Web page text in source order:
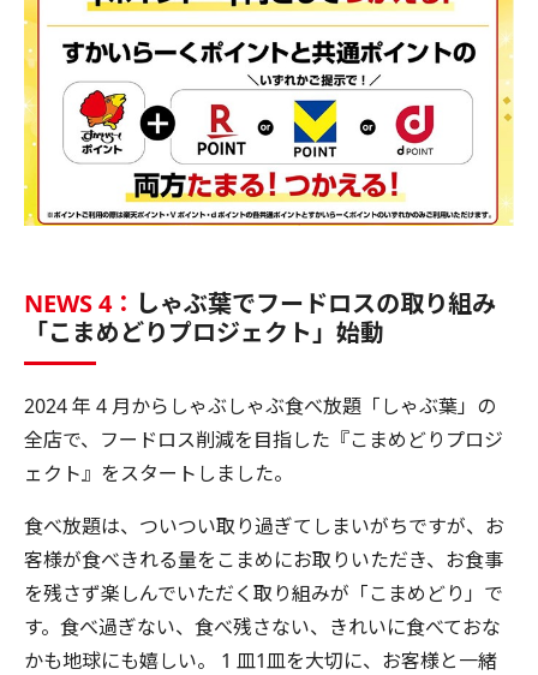
NEWS 4： しゃぶ葉でフードロスの取り組み
「こまめどりプロジェクト」始動
2024 年 4 月からしゃぶしゃぶ食べ放題「しゃぶ葉」の
全店で、フードロス削減を目指した『こまめどりプロジ
ェクト』をスタートしました。
食べ放題は、ついつい取り過ぎてしまいがちですが、お
客様が食べきれる量をこまめにお取りいただき、お食事
を残さず楽しんでいただく取り組みが「こまめどり」で
す。食べ過ぎない、食べ残さない、きれいに食べておな
かも地球にも嬉しい。 1 皿1皿を大切に、お客様と一緒